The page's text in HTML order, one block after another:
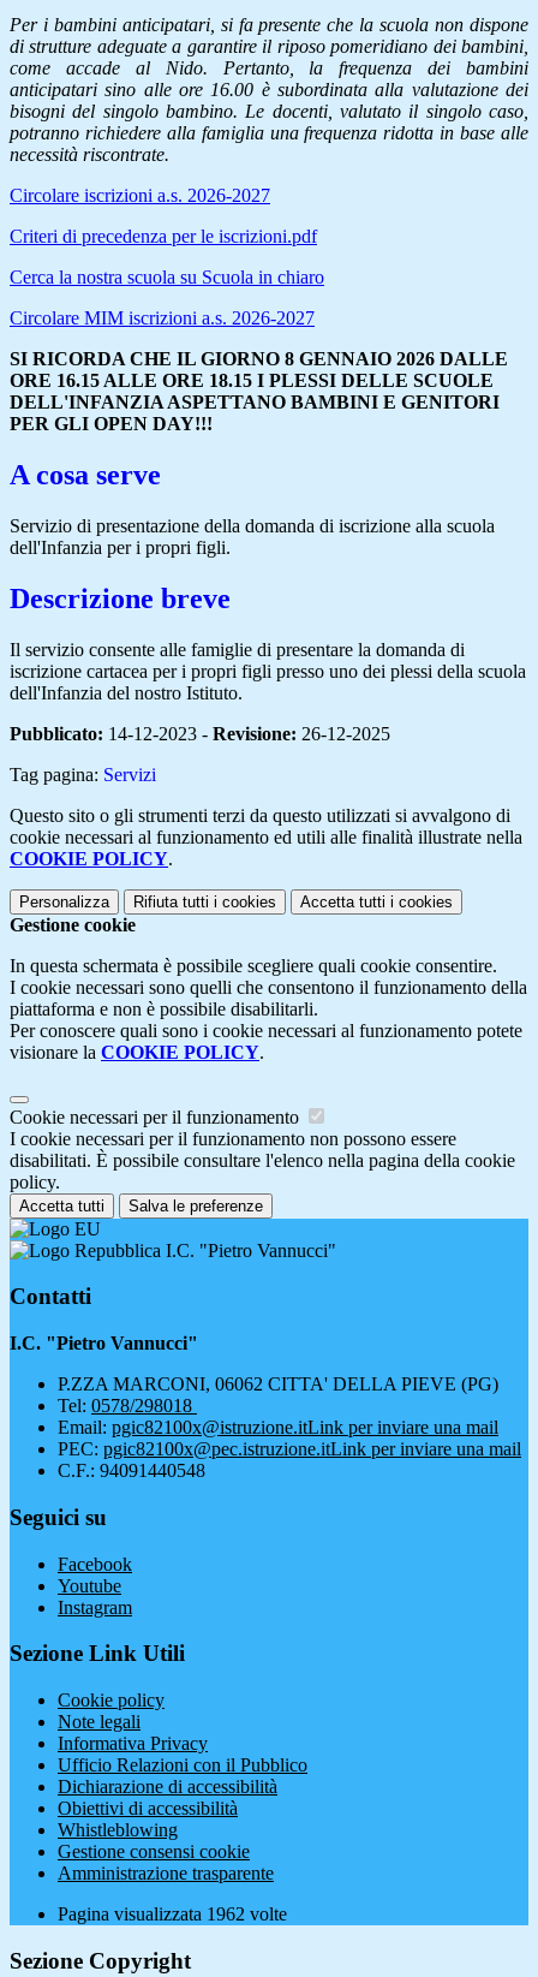
Per i bambini anticipatari, si fa presente che la scuola non dispone
di strutture adeguate a garantire il riposo pomeridiano dei bambini,
come accade al Nido. Pertanto, la frequenza dei bambini
anticipatari sino alle ore 16.00 è subordinata alla valutazione dei
bisogni del singolo bambino. Le docenti, valutato il singolo caso,
potranno richiedere alla famiglia una frequenza ridotta in base alle
necessità riscontrate.
Circolare iscrizioni a.s. 2026-2027
Criteri di precedenza per le iscrizioni.pdf
Cerca la nostra scuola su Scuola in chiaro
Circolare MIM iscrizioni a.s. 2026-2027
SI RICORDA CHE IL GIORNO 8 GENNAIO 2026 DALLE
ORE 16.15 ALLE ORE 18.15 I PLESSI DELLE SCUOLE
DELL'INFANZIA ASPETTANO BAMBINI E GENITORI
PER GLI OPEN DAY!!!
A cosa serve
Servizio di presentazione della domanda di iscrizione alla scuola
dell'Infanzia per i propri figli.
Descrizione breve
Il servizio consente alle famiglie di presentare la domanda di
iscrizione cartacea per i propri figli presso uno dei plessi della scuola
dell'Infanzia del nostro Istituto.
Pubblicato: 14-12-2023 - Revisione: 26-12-2025
Tag pagina: Servizi
Questo sito o gli strumenti terzi da questo utilizzati si avvalgono di
cookie necessari al funzionamento ed utili alle finalità illustrate nella
COOKIE POLICY.
Personalizza Rifiuta tutti i cookies Accetta tutti i cookies
Gestione cookie
In questa schermata è possibile scegliere quali cookie consentire.
I cookie necessari sono quelli che consentono il funzionamento della
piattaforma e non è possibile disabilitarli.
Per conoscere quali sono i cookie necessari al funzionamento potete
visionare la COOKIE POLICY.
Cookie necessari per il funzionamento
I cookie necessari per il funzionamento non possono essere
disabilitati. È possibile consultare l'elenco nella pagina della cookie
policy.
Accetta tutti Salva le preferenze
I.C. "Pietro Vannucci"
Contatti
I.C. "Pietro Vannucci"
P.ZZA MARCONI, 06062 CITTA' DELLA PIEVE (PG)
Tel: 0578/298018
Email: pgic82100x@istruzione.itLink per inviare una mail
PEC: pgic82100x@pec.istruzione.itLink per inviare una mail
C.F.: 94091440548
Seguici su
Facebook
Youtube
Instagram
Sezione Link Utili
Cookie policy
Note legali
Informativa Privacy
Ufficio Relazioni con il Pubblico
Dichiarazione di accessibilità
Obiettivi di accessibilità
Whistleblowing
Gestione consensi cookie
Amministrazione trasparente
Pagina visualizzata 1962 volte
Sezione Copyright